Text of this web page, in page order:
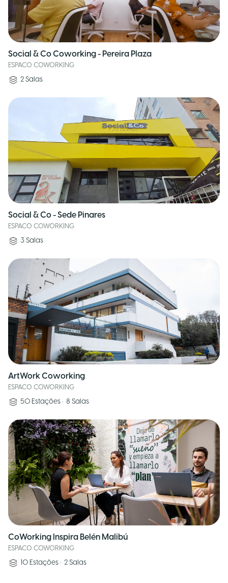
Social & Co Coworking - Pereira Plaza
ESPACO COWORKING
2 Salas
Social & Co - Sede Pinares
ESPACO COWORKING
3 Salas
ArtWork Coworking
ESPACO COWORKING
50 Estações • 8 Salas
CoWorking Inspira Belén Malibú
ESPACO COWORKING
10 Estações • 2 Salas